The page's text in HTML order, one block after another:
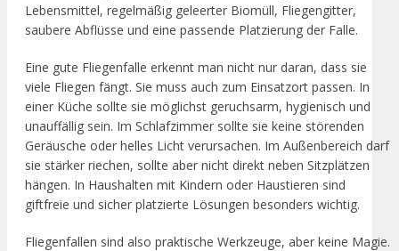
Lebensmittel, regelmäßig geleerter Biomüll, Fliegengitter,
saubere Abflüsse und eine passende Platzierung der Falle.
Eine gute Fliegenfalle erkennt man nicht nur daran, dass sie
viele Fliegen fängt. Sie muss auch zum Einsatzort passen. In
einer Küche sollte sie möglichst geruchsarm, hygienisch und
unauffällig sein. Im Schlafzimmer sollte sie keine störenden
Geräusche oder helles Licht verursachen. Im Außenbereich darf
sie stärker riechen, sollte aber nicht direkt neben Sitzplätzen
hängen. In Haushalten mit Kindern oder Haustieren sind
giftfreie und sicher platzierte Lösungen besonders wichtig.
Fliegenfallen sind also praktische Werkzeuge, aber keine Magie.